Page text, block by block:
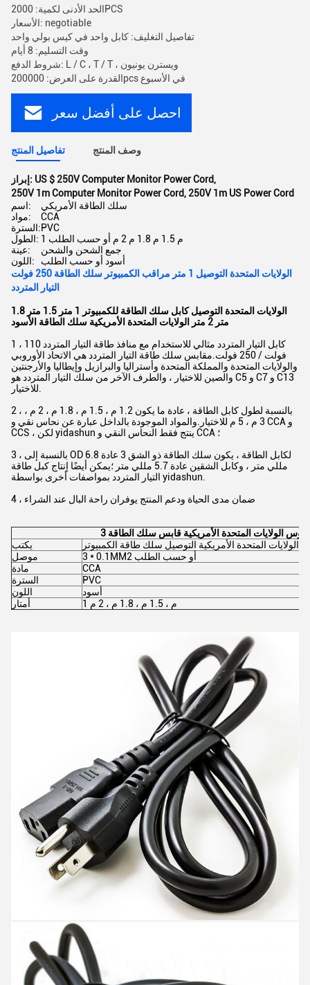
الحد الأدنى لكمية: 2000PCS
الأسعار: negotiable
تفاصيل التغليف: كابل واحد في كيس بولي واحد
وقت التسليم: 8 أيام
شروط الدفع: L / C ، T / T ، ويسترن يونيون
القدرة على العرض: 200000pcs في الأسبوع
احصل على أفضل سعر
تفاصيل المنتج وصف المنتج
إبراز: US $ 250V Computer Monitor Power Cord,
250V 1m Computer Monitor Power Cord, 250V 1m US Power Cord
اسم:
سلك الطاقة الأمريكي
مواد:
CCA
السترة:PVC
الطول:
1 م 1.5 م 1.8 م 2 م أو حسب الطلب
عينة:
جمع الشحن والشحن
اللون:
أسود أو حسب الطلب
الولايات المتحدة التوصيل 1 متر مراقب الكمبيوتر سلك الطاقة 250 فولت
التيار المتردد
الولايات المتحدة التوصيل كابل سلك الطاقة للكمبيوتر 1 متر 1.5 متر 1.8
متر 2 متر الولايات المتحدة الأمريكية سلك الطاقة الأسود
1 ، كابل التيار المتردد مثالي للاستخدام مع منافذ طاقة التيار المتردد 110
فولت / 250 فولت.مقابس سلك طاقة التيار المتردد هي الاتحاد الأوروبي
والولايات المتحدة والمملكة المتحدة وأستراليا والبرازيل وإيطاليا والأرجنتين
والصين للاختيار ، والطرف الآخر من سلك التيار المتردد هو C5 و C7 و C13
للاختيار.
2 ، بالنسبة لطول كابل الطاقة ، عادة ما يكون 1.2 م ، 1.5 م ، 1.8 م ، 2 م ،
3 م ، 5 م للاختيار.والمواد الموجودة بالداخل عبارة عن نحاس نقي و CCA و
CCS ، لكن yidashun ينتج فقط النحاس النقي و CCA ؛
3 ، بالنسبة إلى OD لكابل الطاقة ، يكون سلك الطاقة ذو الشق 3 عادة 6.8
مللي متر ، وكابل الشقين عادة 5.7 مللي متر ؛يمكن أيضًا إنتاج كبل طاقة
التيار المتردد بمواصفات أخرى بواسطة yidashun.
4 ، ضمان مدى الحياة ودعم المنتج يوفران راحة البال عند الشراء
3 دبوس الولايات المتحدة الأمريكية قابس سلك الطاقة
يكتب
الولايات المتحدة الأمريكية التوصيل سلك طاقة الكمبيوتر
موصل
3 * 0.1MM2 أو حسب الطلب
مادة
CCA
السترة
PVC
اللون
أسود
أمتار
1 م ، 1.5 م ، 1.8 م ، 2 م